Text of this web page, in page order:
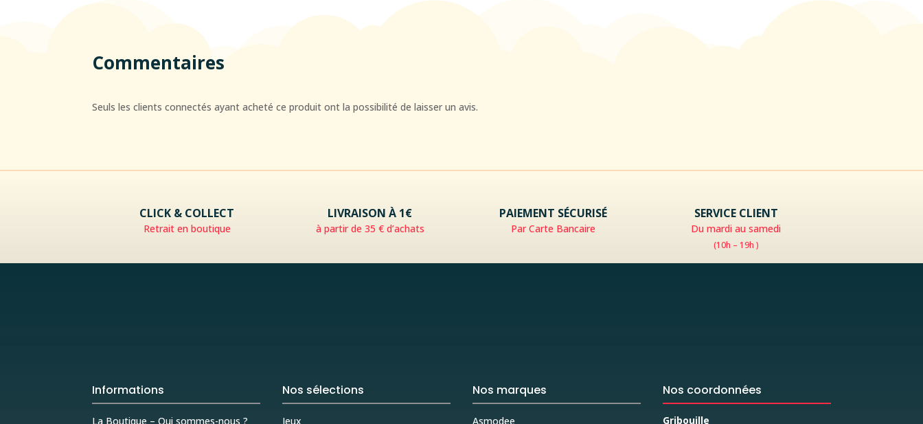
Commentaires
Seuls les clients connectés ayant acheté ce produit ont la possibilité de laisser un avis.
CLICK & COLLECT
Retrait en boutique
LIVRAISON À 1€
à partir de 35 € d’achats
PAIEMENT SÉCURISÉ
Par Carte Bancaire
SERVICE CLIENT
Du mardi au samedi
(10h – 19h )
Informations
La Boutique – Qui sommes-nous ?
Nos sélections
Jeux
Nos marques
Asmodee
Nos coordonnées
Gribouille